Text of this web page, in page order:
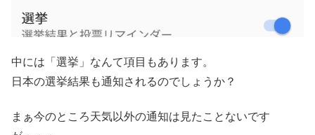
中には「選挙」なんて項目もあります。
日本の選挙結果も通知されるのでしょうか？
まぁ今のところ天気以外の通知は見たことないです